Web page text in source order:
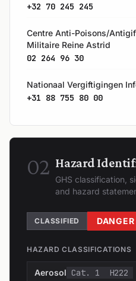
+32 70 245 245
Centre Anti-Poisons/
Militaire Reine Astrid
02 264 96 30
Nationaal Vergiftigingen
+31 88 755 80 00
02 Hazard
GHS classification,
and hazard
CLASSIFIED DANGER
HAZARD CLASSIFICATIONS
Aerosol Cat. 1 H222